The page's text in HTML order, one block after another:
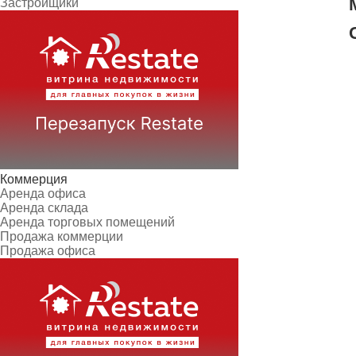
Застройщики
Коммерция
Аренда офиса
Аренда склада
Аренда торговых помещений
Продажа коммерции
Продажа офиса